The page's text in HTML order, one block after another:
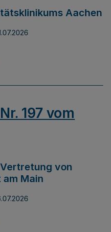
Aachen
197 vom
von
Main